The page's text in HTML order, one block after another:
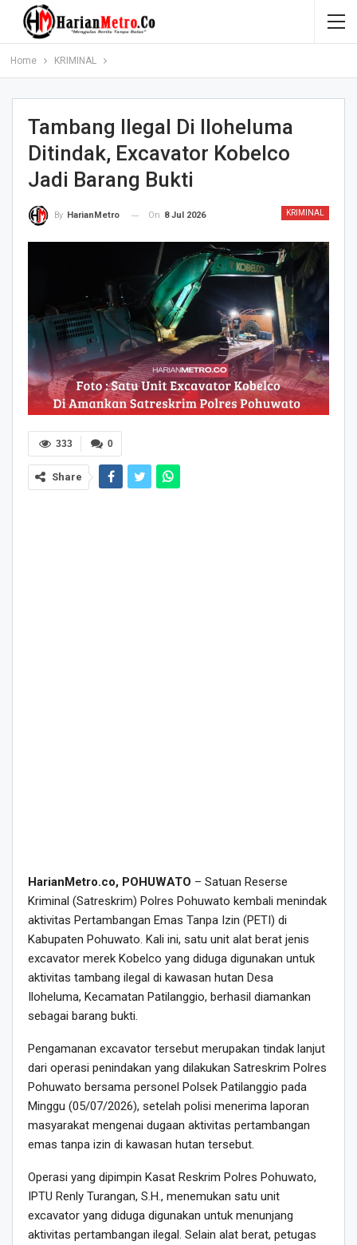
Home KRIMINAL
Tambang Ilegal Di Iloheluma
Ditindak, Excavator Kobelco
Jadi Barang Bukti
KRIMINAL
By HarianMetro On 8 Jul 2026
0
333
Share
HarianMetro.co, POHUWATO – Satuan Reserse
Kriminal (Satreskrim) Polres Pohuwato kembali menindak
aktivitas Pertambangan Emas Tanpa Izin (PETI) di
Kabupaten Pohuwato. Kali ini, satu unit alat berat jenis
excavator merek Kobelco yang diduga digunakan untuk
aktivitas tambang ilegal di kawasan hutan Desa
Iloheluma, Kecamatan Patilanggio, berhasil diamankan
sebagai barang bukti.
Pengamanan excavator tersebut merupakan tindak lanjut
dari operasi penindakan yang dilakukan Satreskrim Polres
Pohuwato bersama personel Polsek Patilanggio pada
Minggu (05/07/2026), setelah polisi menerima laporan
masyarakat mengenai dugaan aktivitas pertambangan
emas tanpa izin di kawasan hutan tersebut.
Operasi yang dipimpin Kasat Reskrim Polres Pohuwato,
IPTU Renly Turangan, S.H., menemukan satu unit
excavator yang diduga digunakan untuk menunjang
aktivitas pertambangan ilegal. Selain alat berat, petugas